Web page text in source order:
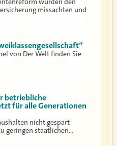
missachten und
von Der Welt finden Sie
betriebliche
für alle Generationen
nicht gespart
geringen staatlichen…